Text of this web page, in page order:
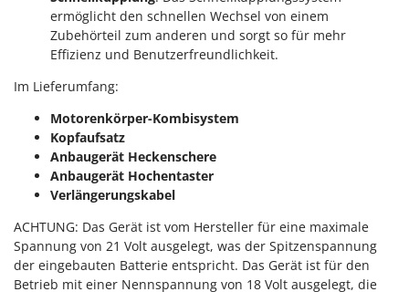
Plasmaschneider
Poolroboter
Pools
Rasenmäher
Rasensodenschneider
Rasentrimmer - Kantenschneider
Rasentrimmer - Motorsensen - Freischneider
Gardena
Garofalo
GeoTech
GeoTech Pro
Gierre
Ginko - MGM
Gipeco
Girmi
Goodyear
GRAEF
Gre
ermöglicht den schnellen Wechsel von einem
Zubehörteil zum anderen und sorgt so für mehr
Effizienz und Benutzerfreundlichkeit.
Im Lieferumfang:
Motorenkörper-Kombisystem
Kopfaufsatz
Anbaugerät Heckenschere
Anbaugerät Hochentaster
Verlängerungskabel
ACHTUNG: Das Gerät ist vom Hersteller für eine maximale
Spannung von 21 Volt ausgelegt, was der Spitzenspannung
der eingebauten Batterie entspricht. Das Gerät ist für den
Betrieb mit einer Nennspannung von 18 Volt ausgelegt, die